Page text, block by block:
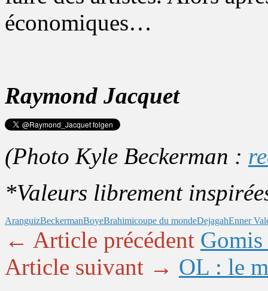
économiques…
Raymond Jacquet
(Photo Kyle Beckerman :
*Valeurs librement
AranguizBeckermanBoyeBrahimicoupe du mondeDejagahEnner
← Article précédent
Article suivant → OL : le